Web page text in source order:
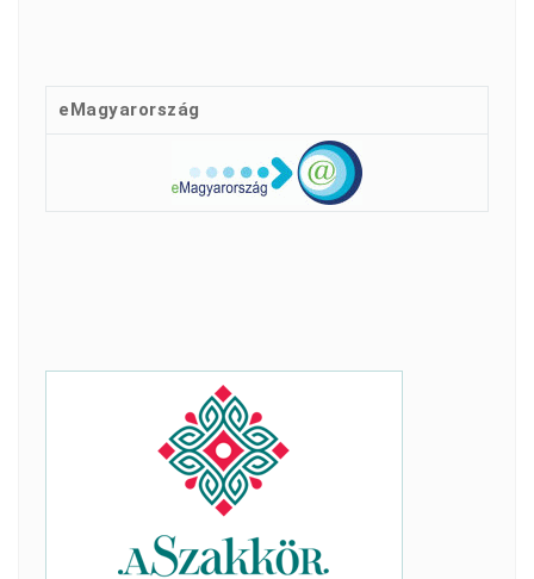
eMagyarország